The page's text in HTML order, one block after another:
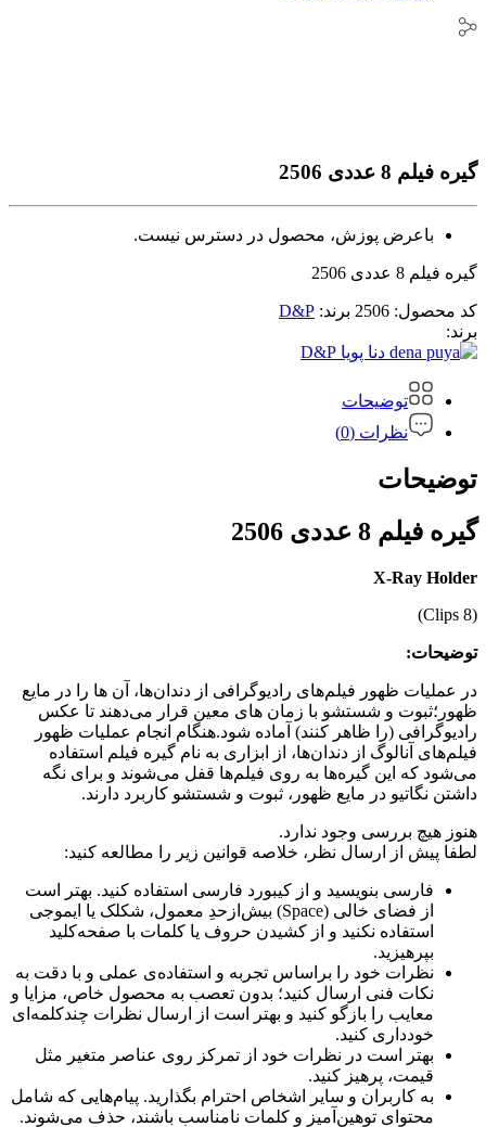
گیره فیلم 8 عددی 2506
باعرض پوزش، محصول در دسترس نیست.
گیره فیلم 8 عددی 2506
کد محصول: 2506 برند: D&P
برند:
D&P
توضیحات
نظرات (0)
توضیحات
گیره فیلم 8 عددی 2506
X-Ray Holder
(8 Clips)
توضیحات:
در عملیات ظهور فیلم‌های رادیوگرافی از دندان‌ها، آن ها را در مایع
ظهور؛ثبوت و شستشو با زمان های معین قرار می‌دهند تا عکس
رادیوگرافی (را ظاهر کنند) آماده شود.هنگام انجام عملیات ظهور
فیلم‌های آنالوگ از دندان‌ها، از ابزاری به نام گیره فیلم استفاده
می‌شود که این گیره‌ها به روی فیلم‌ها قفل می‌شوند و برای نگه
داشتن نگاتیو در مایع ظهور، ثبوت و شستشو کاربرد دارند.
هنوز هیچ بررسی وجود ندارد.
لطفا پیش از ارسال نظر، خلاصه قوانین زیر را مطالعه کنید:
فارسی بنویسید و از کیبورد فارسی استفاده کنید. بهتر است
از فضای خالی (Space) بیش‌از‌حدِ معمول، شکلک یا ایموجی
استفاده نکنید و از کشیدن حروف یا کلمات با صفحه‌کلید
بپرهیزید.
نظرات خود را براساس تجربه و استفاده‌ی عملی و با دقت به
نکات فنی ارسال کنید؛ بدون تعصب به محصول خاص، مزایا و
معایب را بازگو کنید و بهتر است از ارسال نظرات چندکلمه‌‌ای
خودداری کنید.
بهتر است در نظرات خود از تمرکز روی عناصر متغیر مثل
قیمت، پرهیز کنید.
به کاربران و سایر اشخاص احترام بگذارید. پیام‌هایی که شامل
محتوای توهین‌آمیز و کلمات نامناسب باشند، حذف می‌شوند.